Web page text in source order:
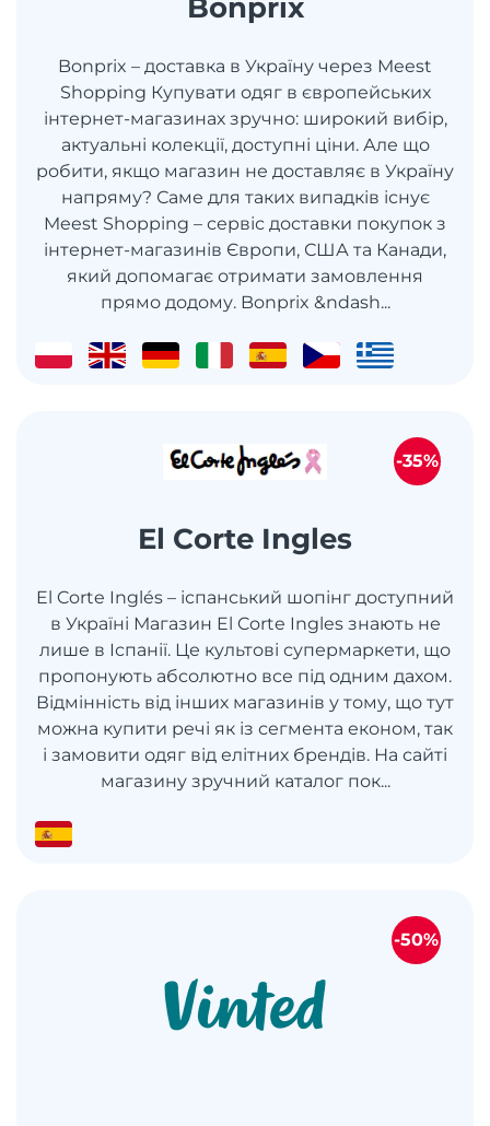
Bonprix
Bonprix – доставка в Україну через Meest
Shopping Купувати одяг в європейських
інтернет-магазинах зручно: широкий вибір,
актуальні колекції, доступні ціни. Але що
робити, якщо магазин не доставляє в Україну
напряму? Саме для таких випадків існує
Meest Shopping – сервіс доставки покупок з
інтернет-магазинів Європи, США та Канади,
який допомагає отримати замовлення
прямо додому. Bonprix &ndash...
El Corte Ingles
El Corte Inglés – іспанський шопінг доступний
в Україні Магазин El Corte Ingles знають не
лише в Іспанії. Це культові супермаркети, що
пропонують абсолютно все під одним дахом.
Відмінність від інших магазинів у тому, що тут
можна купити речі як із сегмента економ, так
і замовити одяг від елітних брендів. На сайті
магазину зручний каталог пок...
-35%
-50%